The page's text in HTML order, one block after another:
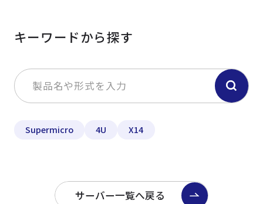
キーワードから探す
Supermicro 4U X14
サーバー一覧へ戻る